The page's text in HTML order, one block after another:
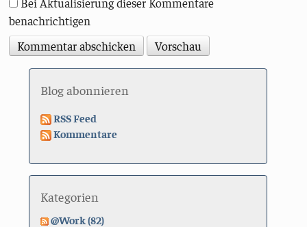
benachrichtigen
Blog abonnieren
RSS Feed
Kommentare
Kategorien
@Work (82)